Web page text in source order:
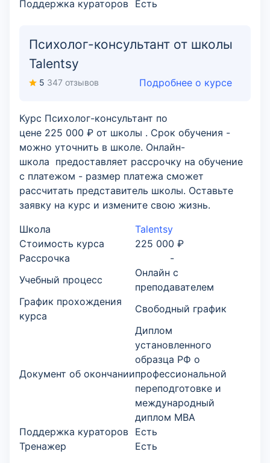
Поддержка кураторов Есть
Психолог-консультант от школы
Talentsy
5 347 отзывов Подробнее о курсе
Курс Психолог-консультант по
цене 225 000 ₽ от школы . Срок обучения -
можно уточнить в школе. Онлайн-
школа предоставляет рассрочку на обучение
с платежом - размер платежа сможет
рассчитать представитель школы. Оставьте
заявку на курс и измените свою жизнь.
Школа
Talentsy
Стоимость курса
225 000 ₽
Рассрочка
-
Учебный процесс
Онлайн с
преподавателем
График прохождения
курса
Свободный график
Документ об окончании
Диплом
установленного
образца РФ о
профессиональной
переподготовке и
международный
диплом MBA
Поддержка кураторов Есть
Тренажер
Есть